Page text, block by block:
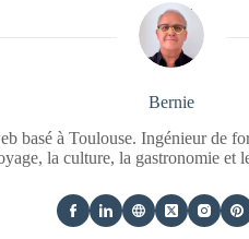
Bernie
basé à Toulouse. Ingénieur de
la culture, la gastronomie et